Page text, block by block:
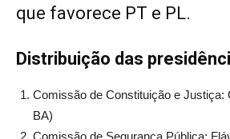
que favorece PT e PL.
Distribuição das
Comissão de Constituição e Justiça:
BA)
Comissão de Segurança Pública: